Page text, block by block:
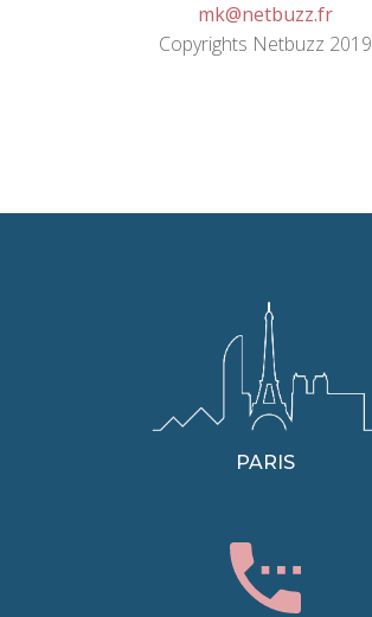
mk@netbuzz.fr
Copyrights Netbuzz 2019
PARIS